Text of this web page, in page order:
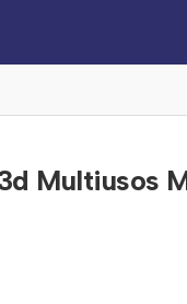
Multiusos